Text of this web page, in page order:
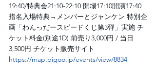
19:40/特典会21:10-22:10 開場17:10開演17:40
指名入場特典→メンバーとジャンケン 特別企
画「わんっだースピードくじ第3弾」実施 チ
ケット料金(別途1D) 前売り3,000円 / 当日
3,500円 チケット販売サイト
https://map.pigoo.jp/events/view/8834